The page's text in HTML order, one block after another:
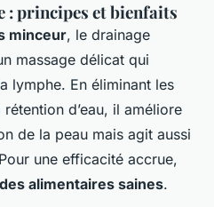
: principes et bienfaits
minceur, le drainage
massage délicat qui
lymphe. En éliminant les
d’eau, il améliore
de la peau mais agit aussi
une efficacité accrue,
alimentaires saines.